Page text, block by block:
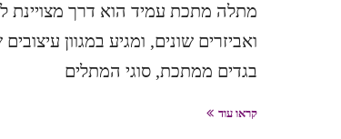
מתלה מתכת עמיד הוא דרך מצויינת
ואביזרים שונים, ומגיע במגוון
בגדים ממתכת, סוגי המתלים
קראו עוד